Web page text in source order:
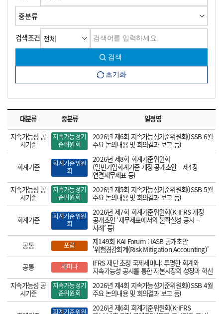
검색조건
대분류 중분류 일정명
지속가능성 공
시기준
지속가능성기
준위원회
2026년 제6회 지속가능성기준위원회(ISSB 6월
주요 논의내용 및 회의결과 보고 등)
회계기준
회계기준위원
회
2026년 제8회 회계기준위원회
(일반기업회계기준 개정 공개초안 – 제4장
연결재무제표 등)
지속가능성 공
시기준
지속가능성기
준위원회
2026년 제5회 지속가능성기준위원회(ISSB 5월
주요 논의내용 및 회의결과 보고 등)
회계기준
회계기준위원
회
2026년 제7회 회계기준위원회(K-IFRS 개정
공개초안 ‘재무제표에서의 불확실성 공시 –
사례’ 등)
공통 포럼
제149회 KAI Forum : IASB 공개초안
'위험경감회계(Risk Mitigation Accounting)'
공통 세미나
IFRS 재단 초청 국제세미나: 투명한 회계와
지속가능성 공시를 통한 자본시장의 성장과 혁신
지속가능성 공
시기준
지속가능성기
준위원회
2026년 제4회 지속가능성기준위원회(ISSB 4월
주요 논의내용 및 회의결과 보고 등)
2026년 제6회 회계기준위원회(K-IFRS